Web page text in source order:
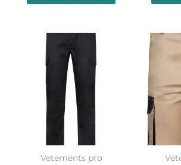
du
Vetements pro